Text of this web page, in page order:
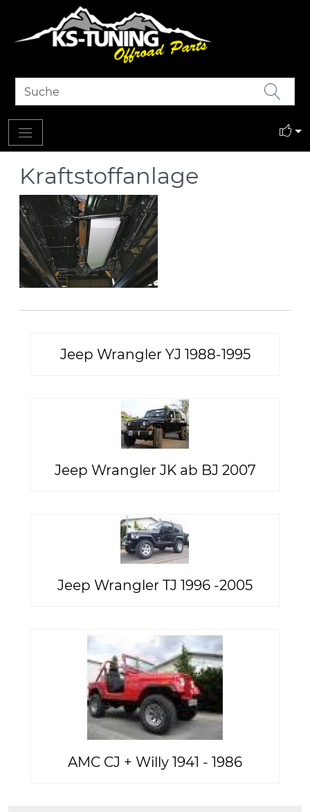
Kraftstoffanlage
Jeep Wrangler YJ 1988-1995
Jeep Wrangler JK ab BJ 2007
Jeep Wrangler TJ 1996 -2005
AMC CJ + Willy 1941 - 1986